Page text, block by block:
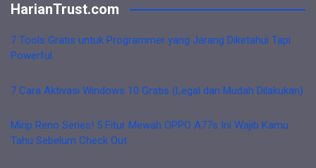
HarianTrust.com
7 Tools Gratis untuk Programmer yang Jarang Diketahui Tapi
Powerful
7 Cara Aktivasi Windows 10 Gratis (Legal dan Mudah Dilakukan)
Mirip Reno Series! 5 Fitur Mewah OPPO A77s Ini Wajib Kamu
Tahu Sebelum Check Out